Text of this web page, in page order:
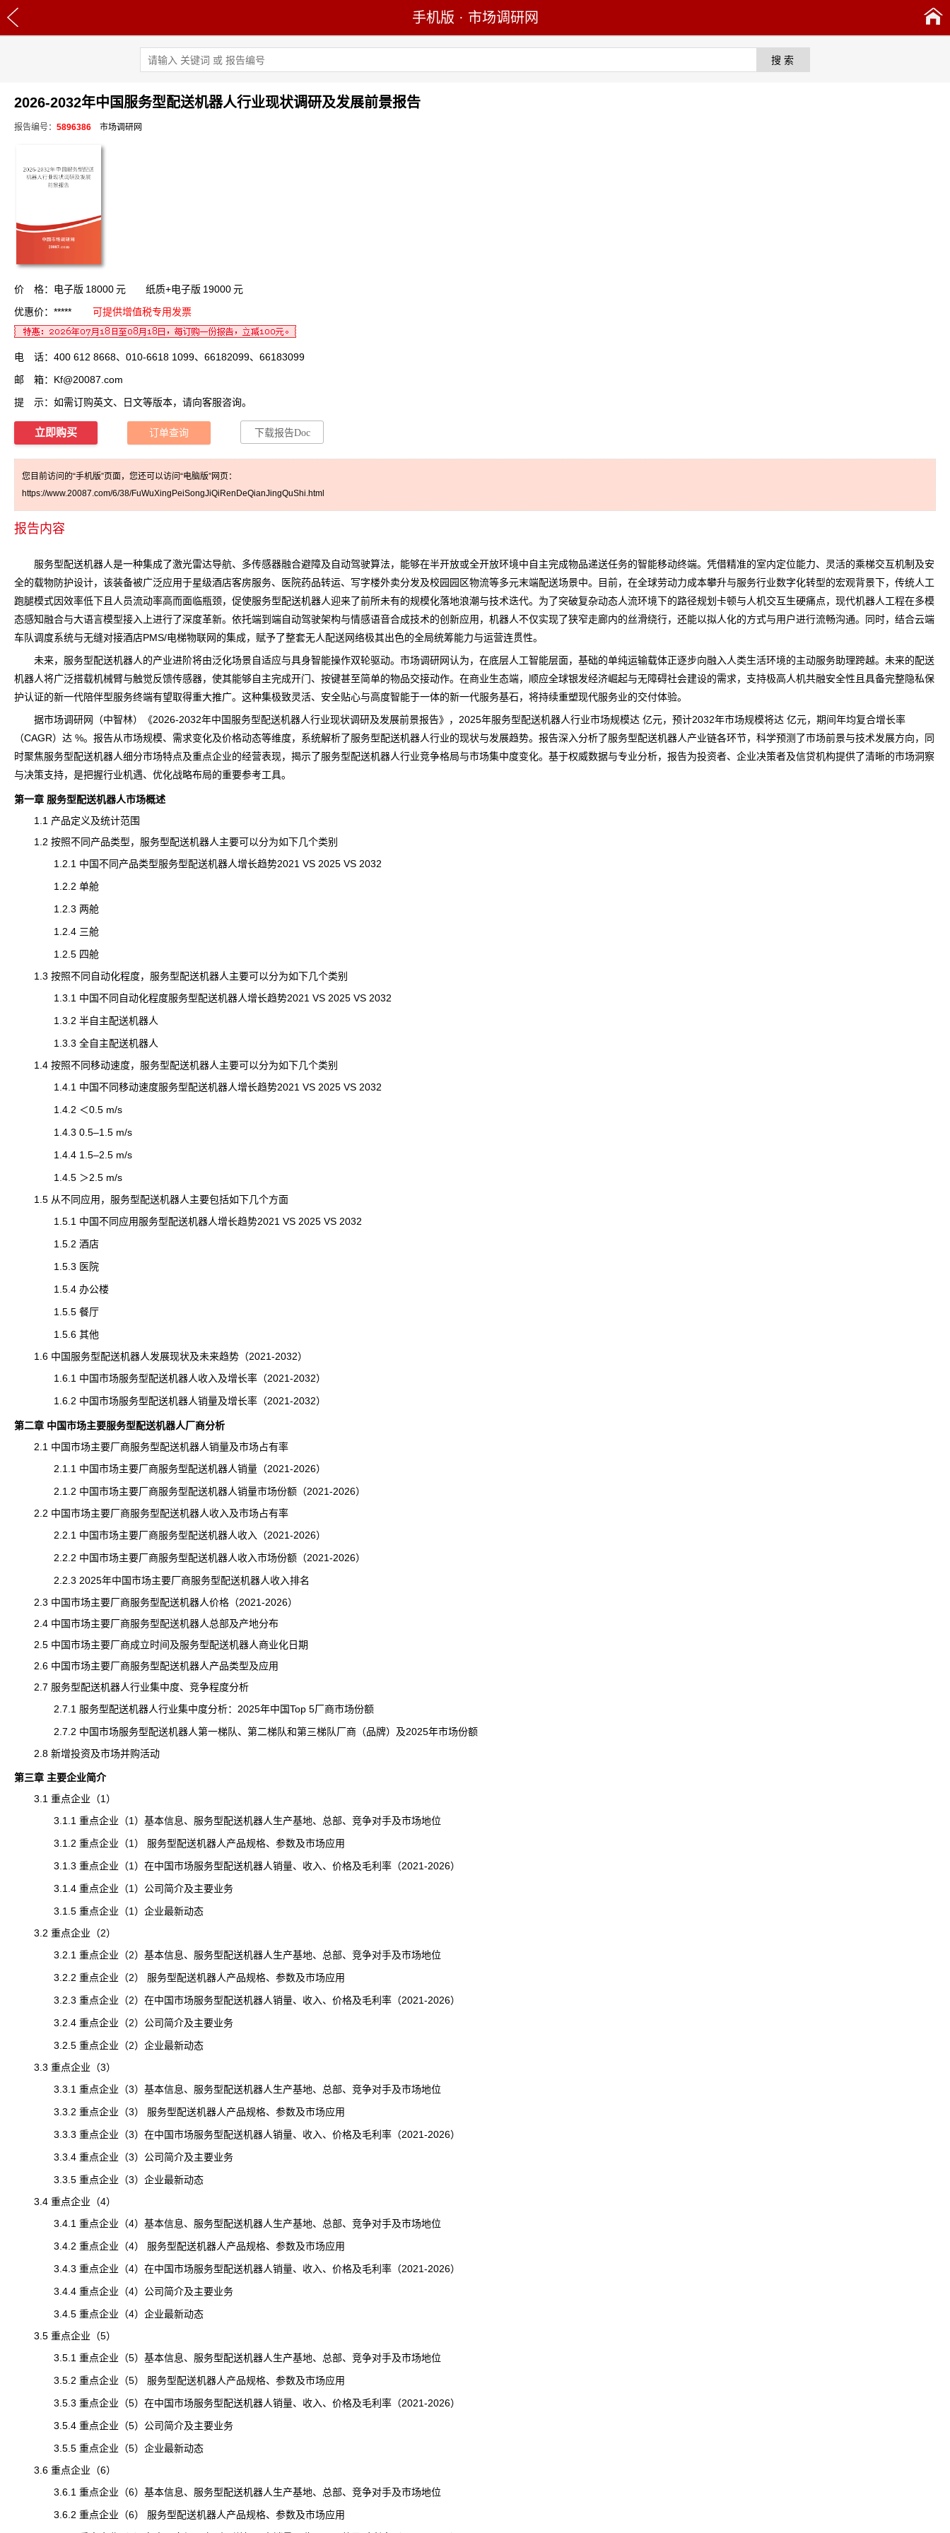
手机版 · 市场调研网
2026-2032年中国服务型配送机器人行业现状调研及发展前景报告
报告编号：5896386 市场调研网
价 格：电子版 18000元 纸质+电子版 19000元
优惠价：*****
可提供增值税专用发票
电 话：400 612 8668、010-6618 1099、66182099、66183099
邮 箱： Kf@20087.com
提 示：如需订购英文、日文等版本，请向客服咨询。
立即购买 订单查询 下载报告Doc
您目前访问的“手机版”页面，您还可以访问“电脑版”网页：
https://www.20087.com/6/38/FuWuXingPeiSongJiQiRenDeQianJingQuShi.html
报告内容
服务型配送机器人是一种集成了激光雷达导航、多传感器融合避障及自动驾驶算法，能够在半开放或全开放环境中自主完成物品递送任务的智能移动终端。凭借精准的室内定位能力、灵活的乘梯交互机制及安
全的载物防护设计，该装备被广泛应用于星级酒店客房服务、医院药品转运、写字楼外卖分发及校园园区物流等多元末端配送场景中。目前，在全球劳动力成本攀升与服务行业数字化转型的宏观背景下，传统人工
跑腿模式因效率低下且人员流动率高而面临瓶颈，促使服务型配送机器人迎来了前所未有的规模化落地浪潮与技术迭代。为了突破复杂动态人流环境下的路径规划卡顿与人机交互生硬痛点，现代机器人工程在多模
态感知融合与大语言模型接入上进行了深度革新。依托端到端自动驾驶架构与情感语音合成技术的创新应用，机器人不仅实现了狭窄走廊内的丝滑绕行，还能以拟人化的方式与用户进行流畅沟通。同时，结合云端
车队调度系统与无缝对接酒店PMS/电梯物联网的集成，赋予了整套无人配送网络极其出色的全局统筹能力与运营连贯性。
未来，服务型配送机器人的产业进阶将由泛化场景自适应与具身智能操作双轮驱动。市场调研网认为，在底层人工智能层面，基础的单纯运输载体正逐步向融入人类生活环境的主动服务助理跨越。未来的配送
机器人将广泛搭载机械臂与触觉反馈传感器，使其能够自主完成开门、按键甚至简单的物品交接动作。在商业生态端，顺应全球银发经济崛起与无障碍社会建设的需求，支持极高人机共融安全性且具备完整隐私保
护认证的新一代陪伴型服务终端有望取得重大推广。这种集极致灵活、安全贴心与高度智能于一体的新一代服务基石，将持续重塑现代服务业的交付体验。
据市场调研网（中智林）《2026-2032年中国服务型配送机器人行业现状调研及发展前景报告》，2025年服务型配送机器人行业市场规模达 亿元，预计2032年市场规模将达 亿元，期间年均复合增长率
（CAGR）达 %。报告从市场规模、需求变化及价格动态等维度，系统解析了服务型配送机器人行业的现状与发展趋势。报告深入分析了服务型配送机器人产业链各环节，科学预测 了市场前景与技术发展方向，同
时聚焦服务型配送机器人细分市场特点及重点企业的经营表现，揭示了服务型配送机器人行业竞争格局与市场集中度变化。基于权威数据与专业分析，报告为投资者、企业决策者及信贷机构提供了清晰的市场洞察
与决策支持，是把握行业机遇、优化战略布局的重要参考工具。
第一章 服务型配送机器人市场概述
1.1 产品定义及统计范围
1.2 按照不同产品类型，服务型配送机器人主要可以分为如下几个类别
1.2.1 中国不同产品类型服务型配送机器人增长趋势2021 VS 2025 VS 2032
1.2.2 单舱
1.2.3 两舱
1.2.4 三舱
1.2.5 四舱
1.3 按照不同自动化程度，服务型配送机器人主要可以分为如下几个类别
1.3.1 中国不同自动化程度服务型配送机器人增长趋势2021 VS 2025 VS 2032
1.3.2 半自主配送机器人
1.3.3 全自主配送机器人
1.4 按照不同移动速度，服务型配送机器人主要可以分为如下几个类别
1.4.1 中国不同移动速度服务型配送机器人增长趋势2021 VS 2025 VS 2032
1.4.2 ＜0.5 m/s
1.4.3 0.5–1.5 m/s
1.4.4 1.5–2.5 m/s
1.4.5 ＞2.5 m/s
1.5 从不同应用，服务型配送机器人主要包括如下几个方面
1.5.1 中国不同应用服务型配送机器人增长趋势2021 VS 2025 VS 2032
1.5.2 酒店
1.5.3 医院
1.5.4 办公楼
1.5.5 餐厅
1.5.6 其他
1.6 中国服务型配送机器人发展现状及未来趋势（2021-2032）
1.6.1 中国市场服务型配送机器人收入及增长率（2021-2032）
1.6.2 中国市场服务型配送机器人销量及增长率（2021-2032）
第二章 中国市场主要服务型配送机器人厂商分析
2.1 中国市场主要厂商服务型配送机器人销量及市场占有率
2.1.1 中国市场主要厂商服务型配送机器人销量（2021-2026）
2.1.2 中国市场主要厂商服务型配送机器人销量市场份额（2021-2026）
2.2 中国市场主要厂商服务型配送机器人收入及市场占有率
2.2.1 中国市场主要厂商服务型配送机器人收入（2021-2026）
2.2.2 中国市场主要厂商服务型配送机器人收入市场份额（2021-2026）
2.2.3 2025年中国市场主要厂商服务型配送机器人收入排名
2.3 中国市场主要厂商服务型配送机器人价格（2021-2026）
2.4 中国市场主要厂商服务型配送机器人总部及产地分布
2.5 中国市场主要厂商成立时间及服务型配送机器人商业化日期
2.6 中国市场主要厂商服务型配送机器人产品类型及应用
2.7 服务型配送机器人行业集中度、竞争程度分析
2.7.1 服务型配送机器人行业集中度分析：2025年中国Top 5厂商市场份额
2.7.2 中国市场服务型配送机器人第一梯队、第二梯队和第三梯队厂商（品牌）及2025年市场份额
2.8 新增投资及市场并购活动
第三章 主要企业简介
3.1 重点企业（1）
3.1.1 重点企业（1）基本信息、服务型配送机器人生产基地、总部、竞争对手及市场地位
3.1.2 重点企业（1） 服务型配送机器人产品规格、参数及市场应用
3.1.3 重点企业（1）在中国市场服务型配送机器人销量、收入、价格及毛利率（2021-2026）
3.1.4 重点企业（1）公司简介及主要业务
3.1.5 重点企业（1）企业最新动态
3.2 重点企业（2）
3.2.1 重点企业（2）基本信息、服务型配送机器人生产基地、总部、竞争对手及市场地位
3.2.2 重点企业（2） 服务型配送机器人产品规格、参数及市场应用
3.2.3 重点企业（2）在中国市场服务型配送机器人销量、收入、价格及毛利率（2021-2026）
3.2.4 重点企业（2）公司简介及主要业务
3.2.5 重点企业（2）企业最新动态
3.3 重点企业（3）
3.3.1 重点企业（3）基本信息、服务型配送机器人生产基地、总部、竞争对手及市场地位
3.3.2 重点企业（3） 服务型配送机器人产品规格、参数及市场应用
3.3.3 重点企业（3）在中国市场服务型配送机器人销量、收入、价格及毛利率（2021-2026）
3.3.4 重点企业（3）公司简介及主要业务
3.3.5 重点企业（3）企业最新动态
3.4 重点企业（4）
3.4.1 重点企业（4）基本信息、服务型配送机器人生产基地、总部、竞争对手及市场地位
3.4.2 重点企业（4） 服务型配送机器人产品规格、参数及市场应用
3.4.3 重点企业（4）在中国市场服务型配送机器人销量、收入、价格及毛利率（2021-2026）
3.4.4 重点企业（4）公司简介及主要业务
3.4.5 重点企业（4）企业最新动态
3.5 重点企业（5）
3.5.1 重点企业（5）基本信息、服务型配送机器人生产基地、总部、竞争对手及市场地位
3.5.2 重点企业（5） 服务型配送机器人产品规格、参数及市场应用
3.5.3 重点企业（5）在中国市场服务型配送机器人销量、收入、价格及毛利率（2021-2026）
3.5.4 重点企业（5）公司简介及主要业务
3.5.5 重点企业（5）企业最新动态
3.6 重点企业（6）
3.6.1 重点企业（6）基本信息、服务型配送机器人生产基地、总部、竞争对手及市场地位
3.6.2 重点企业（6） 服务型配送机器人产品规格、参数及市场应用